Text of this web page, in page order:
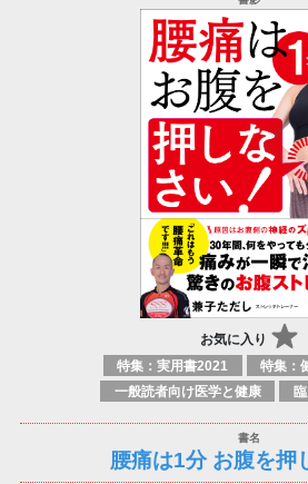
お気に入り
特集：実用書2021
特集：
一般読者向け医学と健康
腰痛は1分 お腹を押